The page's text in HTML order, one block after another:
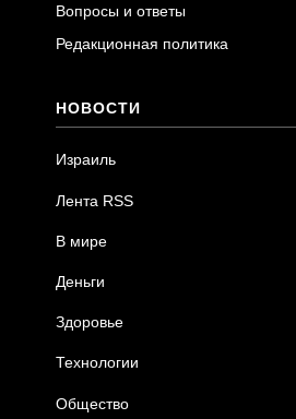
Вопросы и ответы
Редакционная политика
НОВОСТИ
Израиль
Лента RSS
В мире
Деньги
Здоровье
Технологии
Общество